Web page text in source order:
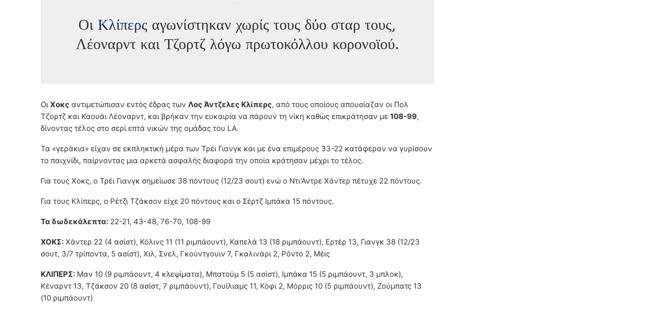
ΟιΚλίπερς αγωνίστηκαν χωρίς τους δύο σταρ τους,
Λέοναρντ και Τζορτζ λόγω πρωτοκόλλου κορονοϊού.
Οι Χοκς αντιμετώπισαν εντός έδρας των Λος Άντζελες Κλίπερς, από τους οποίους απουσίαζαν οι Πολ
Τζορτζ και Καουάι Λέοναρντ, και βρήκαν την ευκαιρία να πάρουν τη νίκη καθώς επικράτησαν με 108-99,
δίνοντας τέλος στο σερί επτά νικών της ομάδας του LA.
Τα «γεράκια» είχαν σε εκπληκτική μέρα των Τρέι Γιανγκ και με ένα επιμέρους 33-22 κατάφεραν να γυρίσουν
το παιχνίδι, παίρνοντας μια αρκετά ασφαλής διαφορά την οποία κράτησαν μέχρι το τέλος.
Για τους Χοκς, ο Τρέι Γιανγκ σημείωσε 38 πόντους (12/23 σουτ) ενώ ο Ντι’Αντρε Χάντερ πέτυχε 22 πόντους.
Για τους Κλίπερς, ο Ρέτζι Τζάκσον είχε 20 πόντους και ο Σέρτζ Ιμπάκα 15 πόντους.
Τα δωδεκάλεπτα: 22-21, 43-48, 76-70, 108-99
ΧΟΚΣ: Χάντερ 22 (4 ασίστ), Κόλινς 11 (11 ριμπάουντ), Καπελά 13 (18 ριμπάουντ), Ερτέρ 13, Γιανγκ 38 (12/23
σουτ, 3/7 τρίποντα, 5 ασίστ), Χιλ, Σνελ, Γκούντγουιν 7, Γκαλινάρι 2, Ρόντο 2, Μέις
ΚΛΙΠΕΡΣ: Μαν 10 (9 ριμπάουντ, 4 κλεψίματα), Μπατούμ 5 (5 ασίστ), Ιμπάκα 15 (5 ριμπάουντ, 3 μπλοκ),
Κέναρντ 13, Τζάκσον 20 (8 ασίστ, 7 ριμπάουντ), Γουίλιαμς 11, Κόφι 2, Μόρρις 10 (5 ριμπάουντ), Ζούμπατς 13
(10 ριμπάουντ)